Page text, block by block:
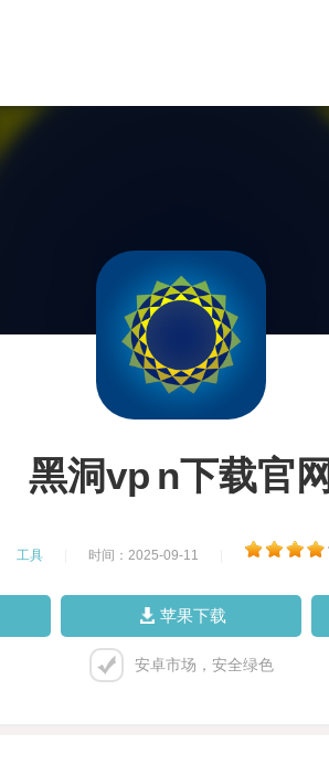
黑洞vp n下载官网
工具 时间：2025-09-11
苹果下载
安卓市场，安全绿色